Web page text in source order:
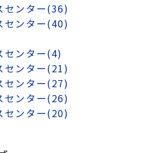
センター(36)
センター(40)
センター(4)
センター(21)
センター(27)
センター(26)
センター(20)